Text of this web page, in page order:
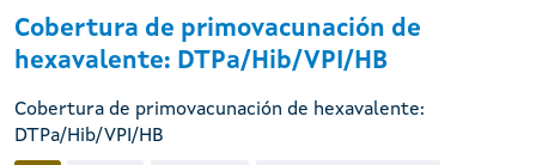
Cobertura de primovacunación de
hexavalente: DTPa/Hib/VPI/HB
Cobertura de primovacunación de hexavalente:
DTPa/Hib/VPI/HB